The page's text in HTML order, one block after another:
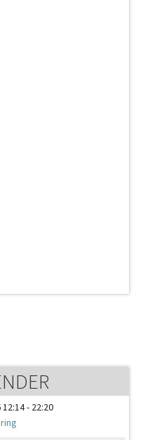
- 22:20